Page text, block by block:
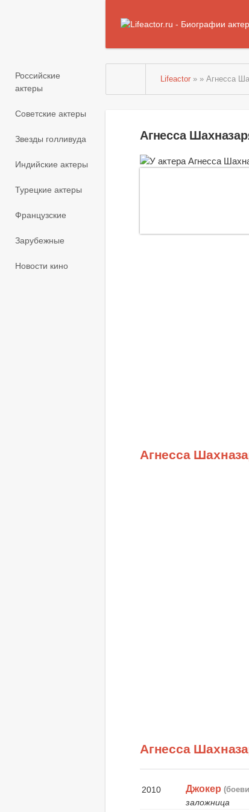
Российские
актеры
Советские актеры
Звезды голливуда
Индийские актеры
Турецкие актеры
Французские
Зарубежные
Новости кино
Lifeactor » » Агнесса
Агнесса
Агнесса
Агнесса
2010 Джокер
заложница